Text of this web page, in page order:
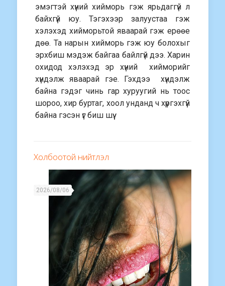
эмэгтэй хүний хийморь гэж ярьдаггүй л
байхгүй юу. Тэгэхээр залуустаа гэж
хэлэхэд хийморьтой яваарай гэж ерөөе
дөө. Та нарын хийморь гэж юу болохыг
эрхбиш мэдэж байгаа байлгүй дээ. Харин
охидод хэлэхэд эр хүний хийморийг
хүндэлж яваарай гэе. Гэхдээ хүндэлж
байна гэдэг чинь гар хуруугий нь тоос
шороо, хир буртаг, хоол унданд ч хүргэхгүй
байна гэсэн үг биш шүү.
Холбоотой нийтлэл
2026/08/06